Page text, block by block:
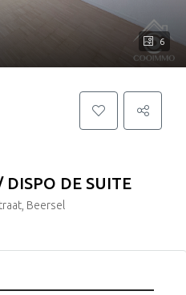
6
DISPO DE SUITE
Beersel